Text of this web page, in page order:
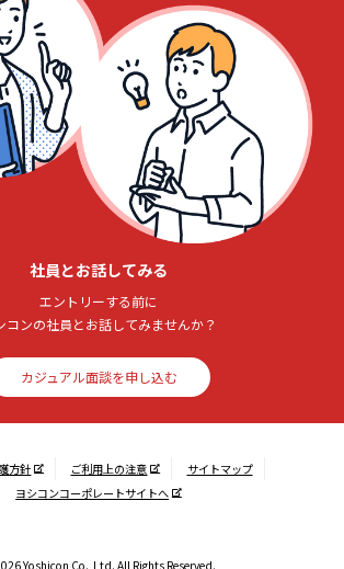
社員とお話してみる
エントリーする前に
コンの社員とお話してみませんか？
カジュアル面談を申し込む
方針 ご利用上の注意
サイトマップ
ヨシコンコーポレートサイトへ
Yoshicon Co.,Ltd. All Rights Reserved.